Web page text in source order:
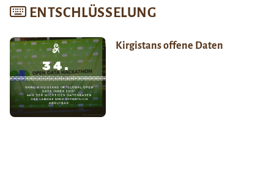
ENTSCHLÜSSELUNG
Kirgistans offene Daten